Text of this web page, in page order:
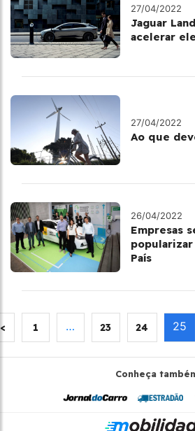
27/04/2022
Jaguar
acelerar
27/04/2022
Ao que
26/04/2022
Empresas
País
1 … 23 24 25
Conheça